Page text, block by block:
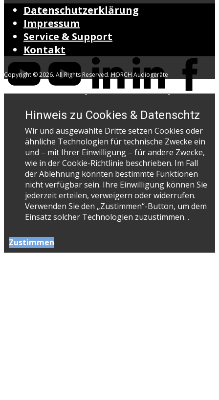
Datenschutzerklärung
Impressum
Service & Support
Kontakt
Copyright © 2026. All Rights Reserved. HORCH Audiogeräte
Hinweis zu Cookies & Datenschtz
Wir und ausgewählte Dritte setzen Cookies oder
ähnliche Technologien für technische Zwecke ein
und – mit Ihrer Einwilligung – für andere Zwecke,
wie in der Cookie-Richtlinie beschrieben. Im Fall
der Ablehnung könnten bestimmte Funktionen
nicht verfügbar sein. Ihre Einwilligung können Sie
jederzeit erteilen, verweigern oder widerrufen.
Verwenden Sie den „Zustimmen“-Button, um dem
Einsatz solcher Technologien zuzustimmen. .
Zustimmen